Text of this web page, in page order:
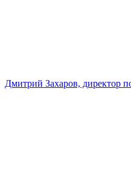
Дмитрий Захаров, директор